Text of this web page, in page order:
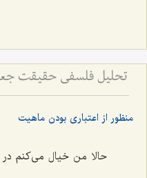
منظور از اعتباری بودن ماهیت
حالا من خیال می‌کنم